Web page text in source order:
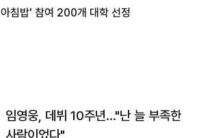
침밥' 참여 200개 대학 선정
임영웅, 데뷔 10주년…"난 늘 부족한